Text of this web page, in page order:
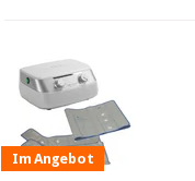
Im Angebot